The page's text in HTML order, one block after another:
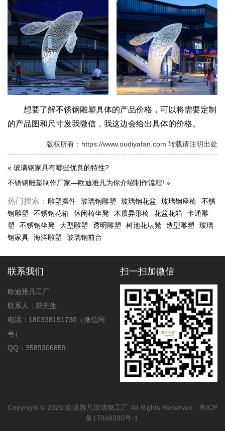
想要了解不锈钢雕塑具体的产品价格，可以将需要定制
的产品图和尺寸发我微信，我这边会给出具体的价格。
版权所有：https://www.oudiyafan.com 转载请注明出处
« 玻璃钢家具有哪些优良的特性?
不锈钢雕塑制作厂家—欧迪雅凡为你介绍制作流程! »
热门搜索： 雕塑摆件 玻璃钢雕塑 玻璃钢花盆 玻璃钢座椅
不锈
钢雕塑
不锈钢花箱 休闲椅坐凳 木质异形椅 花盆花箱
卡通雕
塑
不锈钢坐凳 大型雕塑 透明雕塑 树池花坛凳 造型雕塑
玻璃
钢家具
海洋雕塑 玻璃钢前台
联系我们
欧迪雅凡工厂
联系人：郑先生
电话：180338191730（微信同
号）
QQ：3589306859
扫一扫加微信
Copyright © 2026 欧迪雅凡玻璃钢工厂 All Rights Reserved
粤ICP
备17048390号-1